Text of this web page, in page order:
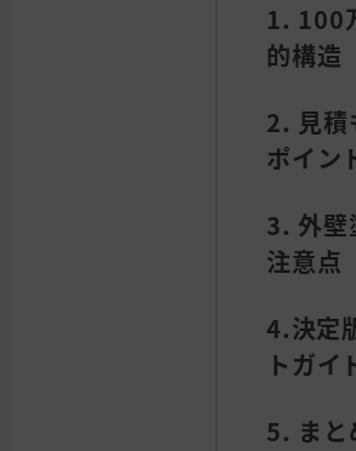
1. 100
的構造
2. 見積
ポイン
3. 外壁
注意点
4.決定
トガイ
5. まと